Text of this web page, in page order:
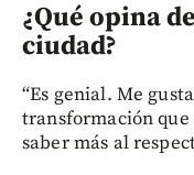
¿Qué opina
ciudad?
“Es genial. Me
transformación
saber más al